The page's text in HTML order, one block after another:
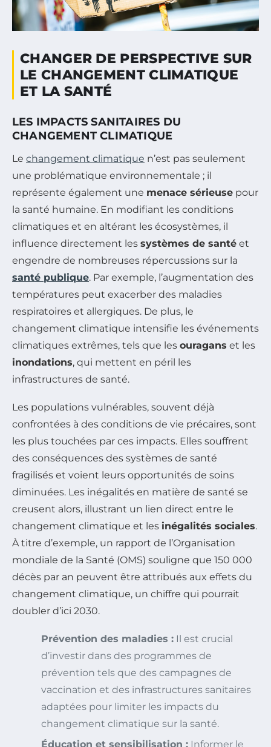
CHANGER DE PERSPECTIVE SUR
LE CHANGEMENT CLIMATIQUE
ET LA SANTÉ
LES IMPACTS SANITAIRES DU
CHANGEMENT CLIMATIQUE
Le changement climatique n’est pas seulement
une problématique environnementale ; il
représente également une menace sérieuse pour
la santé humaine. En modifiant les conditions
climatiques et en altérant les écosystèmes, il
influence directement les systèmes de santé et
engendre de nombreuses répercussions sur la
santé publique. Par exemple, l’augmentation des
températures peut exacerber des maladies
respiratoires et allergiques. De plus, le
changement climatique intensifie les événements
climatiques extrêmes, tels que les ouragans et les
inondations, qui mettent en péril les
infrastructures de santé.
Les populations vulnérables, souvent déjà
confrontées à des conditions de vie précaires, sont
les plus touchées par ces impacts. Elles souffrent
des conséquences des systèmes de santé
fragilisés et voient leurs opportunités de soins
diminuées. Les inégalités en matière de santé se
creusent alors, illustrant un lien direct entre le
changement climatique et les inégalités sociales.
À titre d’exemple, un rapport de l’Organisation
mondiale de la Santé (OMS) souligne que 150 000
décès par an peuvent être attribués aux effets du
changement climatique, un chiffre qui pourrait
doubler d’ici 2030.
Prévention des maladies : Il est crucial
d’investir dans des programmes de
prévention tels que des campagnes de
vaccination et des infrastructures sanitaires
adaptées pour limiter les impacts du
changement climatique sur la santé.
Éducation et sensibilisation : Informer le